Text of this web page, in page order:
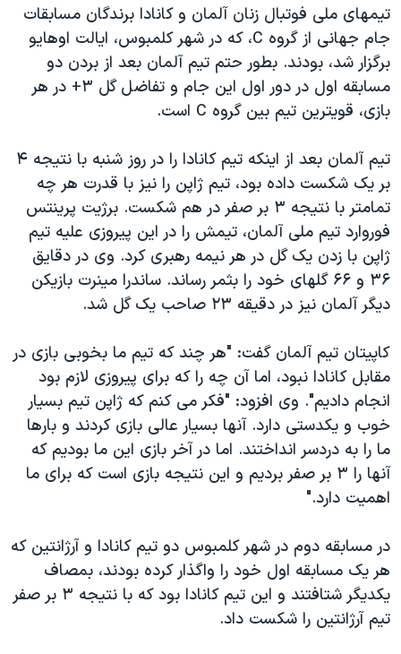
به
جستجو
گزیده‌ها
ویژه برنامه‌ها
ویدیوها
فرهنگ و زندگی
اقتصادی
علم و فناوری
اسرائیل در جنگ
گالری عکس
آرشیو پخش زنده
عملیات خشم حماسی
۲۵۰سالگی آمریکا
بایگانی برنامه‌های تلویزیونی
مستندها
حمله جمهوری اسلامی به اسرائیل
رمز مهسا
ورزش زنان در ایران
اعتراضات زن، زندگی، آزادی
مجموعه مستندهای دادخواهی
دادگاه حمید نوری
چهل سال گروگان‌گیری
قانون شفافیت دارائی کادر رهبری ایران
اعتراضات مردمی آبان ۹۸
اسرائیل در جنگ
همایش محافظه‌کاران آمریکا «سی‌پک»
صفحه‌های ویژه
سفر پرزیدنت ترامپ به چین
پخش رادیویی
یادگیری زبان انگلیسی
دنبال کنید
زبانهای مختلف
تيمهای ملی فوتبال زنان آلمان و کانادا برندگان مسابقات
جام جهانی از گروه C، که در شهر کلمبوس، ايالت اوهايو
برگزار شد، بودند. بطور حتم تيم آلمان بعد از بردن دو
مسابقه اول در دور اول اين جام و تفاضل گل ۳+ در هر
بازی، قويترين تيم بين گروه C است.
تيم آلمان بعد از اينکه تيم کانادا را در روز شنبه با نتيجه ۴
بر يک شکست داده بود، تيم ژاپن را نيز با قدرت هر چه
تمامتر با نتيجه ۳ بر صفر در هم شکست. برژيت پرينتس
فوروارد تيم ملی آلمان، تيمش را در اين پيروزی عليه تيم
ژاپن با زدن يک گل در هر نيمه رهبری کرد. وی در دقايق
۳۶ و ۶۶ گلهای خود را بثمر رساند. ساندرا مينرت بازيکن
ديگر آلمان نيز در دقيقه ۲۳ صاحب يک گل شد.
کاپيتان تيم آلمان گفت: "هر چند که تيم ما بخوبی بازی در
مقابل کانادا نبود، اما آن چه را که برای پيروزی لازم بود
انجام داديم". وی افزود: "فکر می کنم که ژاپن تيم بسيار
خوب و يکدستی دارد. آنها بسيار عالی بازی کردند و بارها
ما را به دردسر انداختند. اما در آخر بازی اين ما بوديم که
آنها را ۳ بر صفر برديم و اين نتيجه بازی است که برای ما
اهميت دارد."
در مسابقه دوم در شهر کلمبوس دو تيم کانادا و آرژانتين که
هر يک مسابقه اول خود را واگذار کرده بودند، بمصاف
يکديگر شتافتند و اين تيم کانادا بود که با نتيجه ۳ بر صفر
تيم آرژانتين را شکست داد.